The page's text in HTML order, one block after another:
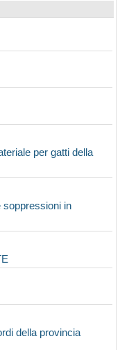
per gatti della
soppressioni in
della provincia